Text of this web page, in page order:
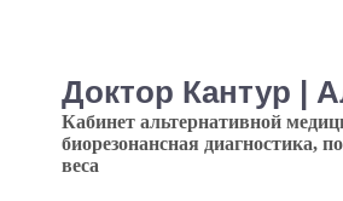
Доктор Кантур |
Кабинет альтернативной
биорезонансная диагностика,
веса